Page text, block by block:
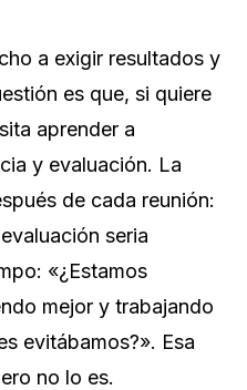
a exigir resultados y
es que, si quiere
aprender a
y evaluación. La
de cada reunión:
seria
«¿Estamos
mejor y trabajando
evitábamos?». Esa
no lo es.